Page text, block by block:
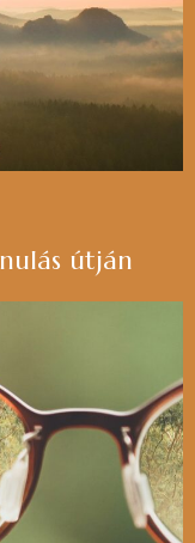
útján